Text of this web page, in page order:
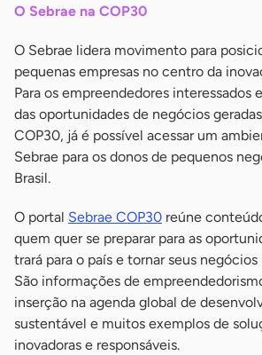
O Sebrae na COP30
O Sebrae lidera movimento para
pequenas empresas no centro da
Para os empreendedores interessados
das oportunidades de negócios
COP30, já é possível acessar um
Sebrae para os donos de pequenos
Brasil.
O portal Sebrae COP30 reúne
quem quer se preparar para as
trará para o país e tornar seus
São informações de
inserção na agenda global de
sustentável e muitos exemplos de
inovadoras e responsáveis.